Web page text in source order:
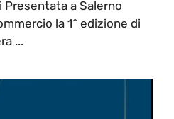
a Salerno
la 1^ edizione di
...